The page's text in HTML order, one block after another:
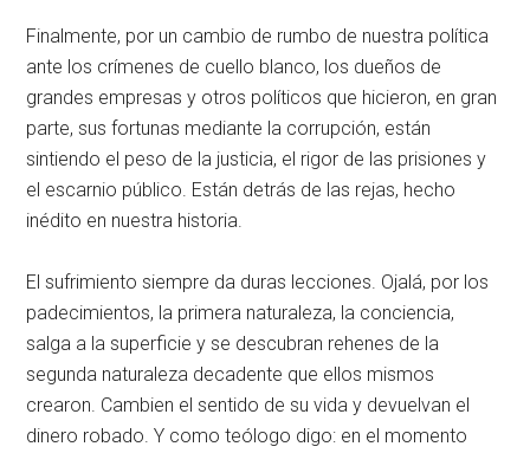
Finalmente, por un cambio de rumbo de nuestra política
ante los crímenes de cuello blanco, los dueños de
grandes empresas y otros políticos que hicieron, en gran
parte, sus fortunas mediante la corrupción, están
sintiendo el peso de la justicia, el rigor de las prisiones y
el escarnio público. Están detrás de las rejas, hecho
inédito en nuestra historia.
El sufrimiento siempre da duras lecciones. Ojalá, por los
padecimientos, la primera naturaleza, la conciencia,
salga a la superficie y se descubran rehenes de la
segunda naturaleza decadente que ellos mismos
crearon. Cambien el sentido de su vida y devuelvan el
dinero robado. Y como teólogo digo: en el momento